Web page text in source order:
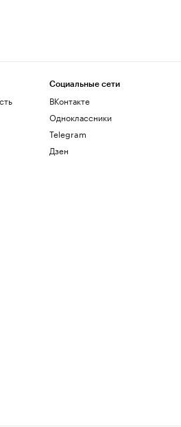
Социальные сети
ВКонтакте
Одноклассники
Telegram
Дзен